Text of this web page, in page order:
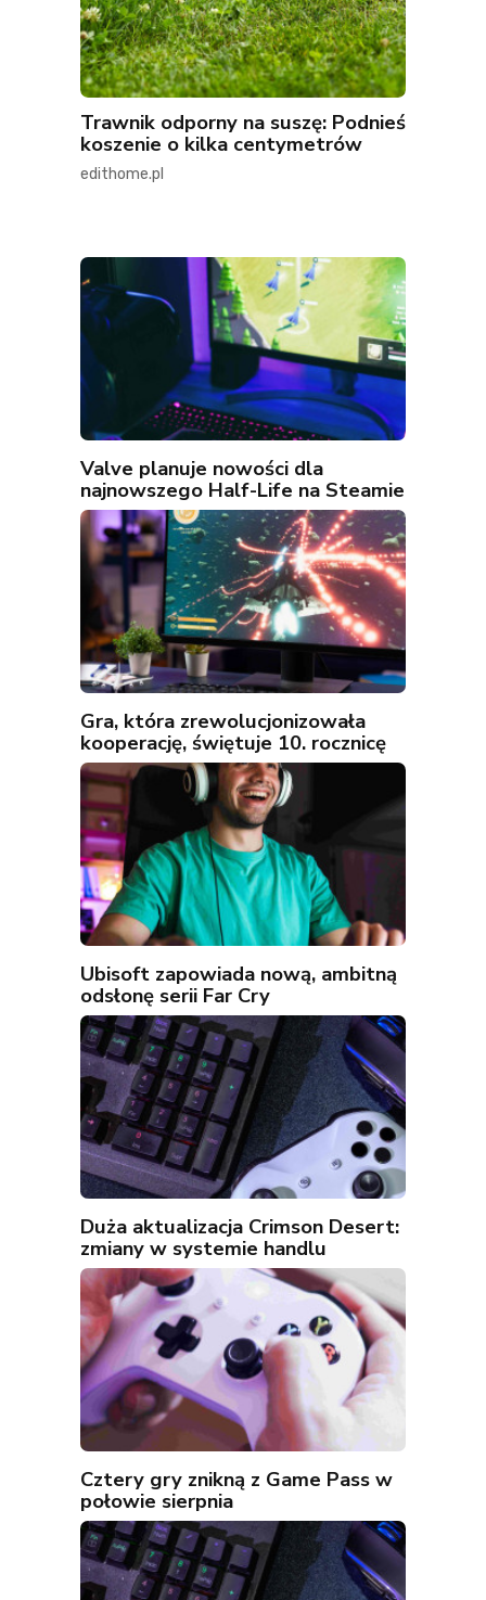
Trawnik odporny na suszę: Podnieś
koszenie o kilka centymetrów
edithome.pl
Valve planuje nowości dla
najnowszego Half-Life na Steamie
Gra, która zrewolucjonizowała
kooperację, świętuje 10. rocznicę
Ubisoft zapowiada nową, ambitną
odsłonę serii Far Cry
Duża aktualizacja Crimson Desert:
zmiany w systemie handlu
Cztery gry znikną z Game Pass w
połowie sierpnia